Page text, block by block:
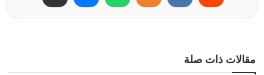
مقالات ذات صلة